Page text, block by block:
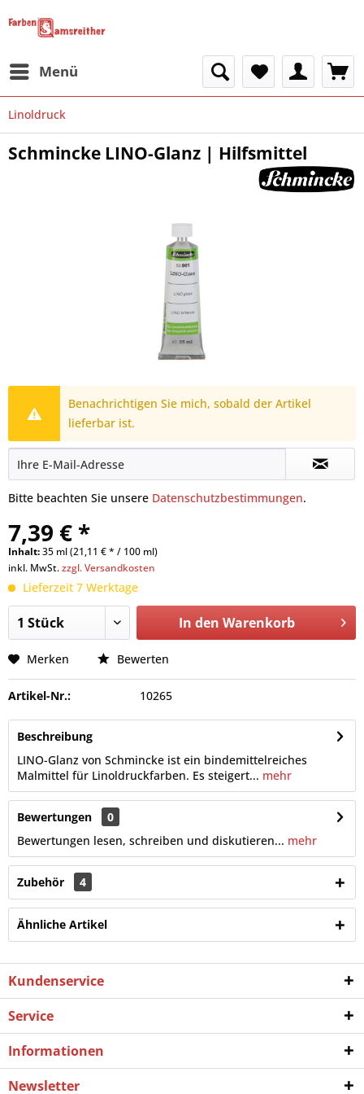
Menü
Linoldruck
Schmincke LINO-Glanz | Hilfsmittel
Benachrichtigen Sie mich, sobald der Artikel
lieferbar ist.
Bitte beachten Sie unsere Datenschutzbestimmungen.
7,39 € *
Inhalt:35 ml (21,11 € * / 100 ml)
inkl. MwSt.zzgl. Versandkosten
Lieferzeit 7 Werktage
In den Warenkorb
Merken Bewerten
Artikel-Nr.: 10265
Beschreibung
LINO-Glanz von Schmincke ist ein bindemittelreiches
Malmittel für Linoldruckfarben. Es steigert... mehr
Bewertungen
0
Bewertungen lesen, schreiben und diskutieren... mehr
Zubehör 4
Ähnliche Artikel
Kundenservice
Service
Informationen
Newsletter